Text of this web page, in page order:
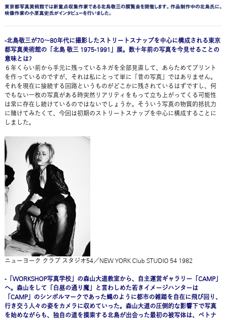
-北島敬三が70～80年代に撮影したストリートスナップを中心に構成される東京
都写真美術館の「北島 敬三 1975-1991」展。数十年前の写真を今見せることの
意味とは?
６年くらい前から手元に残っているネガを全部見直して、あらためてプリント
を作っているのですが、それは私にとって単に「昔の写真」ではありません。
それを現在に接続する回路というものがどこかに残されているはずですし、何
でもない一枚の写真がある時突然リアリティをもって立ち上がってくる可能性
は常に存在し続けているのではないでしょうか。そういう写真の物質的抵抗力
に賭けてみたくて、今回は初期のストリートスナップを中心に構成することに
しました。
ニューヨーク クラブ スタジオ54／NEW YORK Club STUDIO 54 1982
-「WORKSHOP写真学校」の森山大道教室から、自主運営ギャラリー「CAMP」
へ。森山をして「白昼の通り魔」と言わしめた若きイメージハンターは
「CAMP」のシンボルマークであった蝿のように都市の雑踏を自在に飛び回り、
行き交う人々の姿をカメラに収めていった。森山大道の圧倒的な影響下で写真
を始めながらも、独自の道を摸索する北島が出会った最初の被写体は、ベトナ